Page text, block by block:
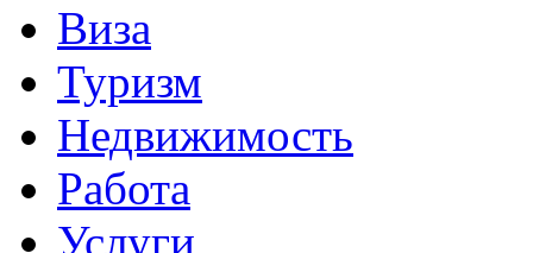
Виза
Туризм
Недвижимость
Работа
Услуги